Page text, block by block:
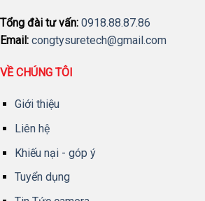
Tổng đài tư vấn: 0918.88.87.86
Email: congtysuretech@gmail.com
VỀ CHÚNG TÔI
Giới thiệu
Liên hệ
Khiếu nại - góp ý
Tuyển dụng